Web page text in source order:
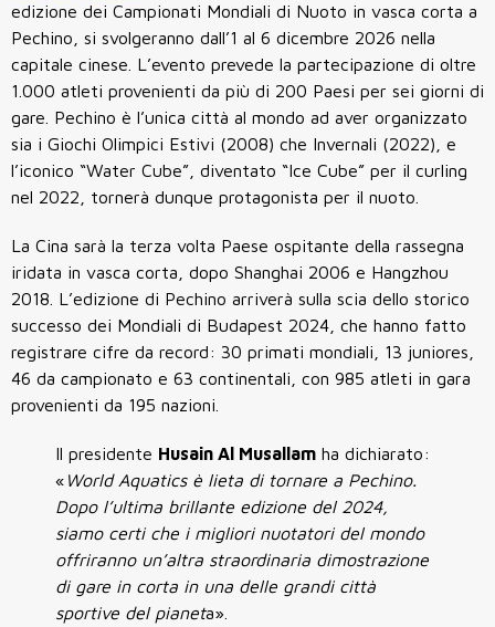
edizione dei Campionati Mondiali di Nuoto in vasca corta a
Pechino, si svolgeranno dall’1 al 6 dicembre 2026 nella
capitale cinese. L’evento prevede la partecipazione di oltre
1.000 atleti provenienti da più di 200 Paesi per sei giorni di
gare. Pechino è l’unica città al mondo ad aver organizzato
sia i Giochi Olimpici Estivi (2008) che Invernali (2022), e
l’iconico “Water Cube”, diventato “Ice Cube” per il curling
nel 2022, tornerà dunque protagonista per il nuoto.
La Cina sarà la terza volta Paese ospitante della rassegna
iridata in vasca corta, dopo Shanghai 2006 e Hangzhou
2018. L’edizione di Pechino arriverà sulla scia dello storico
successo dei Mondiali di Budapest 2024, che hanno fatto
registrare cifre da record: 30 primati mondiali, 13 juniores,
46 da campionato e 63 continentali, con 985 atleti in gara
provenienti da 195 nazioni.
Il presidente Husain Al Musallam ha dichiarato:
« World Aquatics è lieta di tornare a Pechino.
Dopo l’ultima brillante edizione del 2024,
siamo certi che i migliori nuotatori del mondo
offriranno un’altra straordinaria dimostrazione
di gare in corta in una delle grandi città
sportive del pianeta».